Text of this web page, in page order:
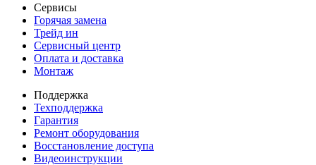
Сервисы
Горячая замена
Трейд ин
Сервисный центр
Оплата и доставка
Монтаж
Поддержка
Техподдержка
Гарантия
Ремонт оборудования
Восстановление доступа
Видеоинструкции